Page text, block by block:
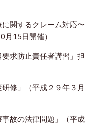
関するクレーム対応〜
15日開催）
求防止責任者講習」担
修」（平成２９年３月
故の法律問題」（平成